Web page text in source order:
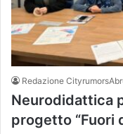
Redazione
Neurodidattica
progetto “Fuori